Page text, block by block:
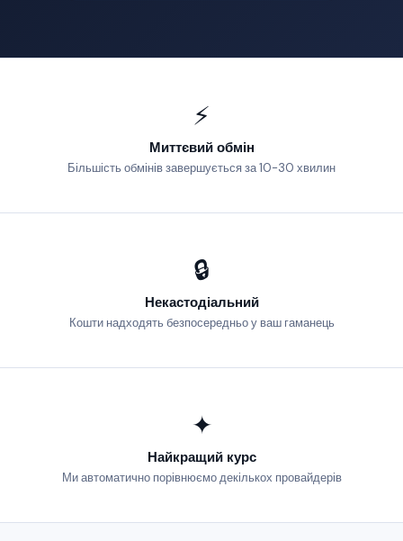
⚡
Миттєвий обмін
Більшість обмінів завершується за 10-30 хвилин
🔒
Некастодіальний
Кошти надходять безпосередньо у ваш гаманець
✦
Найкращий курс
Ми автоматично порівнюємо декількох провайдерів